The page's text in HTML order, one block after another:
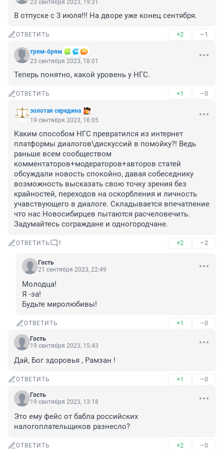
23 сентября 2023, 19:31
В отпуске с 3 июля!!! На дворе уже конец сентября.
ОТВЕТИТЬ +2 –1
трям-брям
23 сентября 2023, 18:01
Теперь понятно, какой уровень у НГС.
ОТВЕТИТЬ +1 –0
золотая середина
19 сентября 2023, 16:05
Каким способом НГС превратился из интернет
платформы диалогов\дискуссий в помойку?! Ведь
раньше всем сообществом
комментаторов+модераторов+авторов статей
обсуждали новость спокойно, давая собеседнику
возможность высказать свою точку зрения без
крайностей, переходов на оскорбления и личность
учавствующего в диалоге. Складывается впечатление
что нас Новосибирцев пытаются расчеловечить.
Задумайтесь сограждане и одногородчане.
ОТВЕТИТЬ 1 +2 –2
Гость
21 сентября 2023, 22:49
Молодца!
Я -за!
Будьте миролюбивы!
ОТВЕТИТЬ +1 –0
Гость
19 сентября 2023, 15:43
Дай, Бог здоровья , Рамзан !
ОТВЕТИТЬ +1 –0
Гость
19 сентября 2023, 13:18
Это ему фейс от бабла российских
налогоплательщиков разнесло?
ОТВЕТИТЬ +2 –0